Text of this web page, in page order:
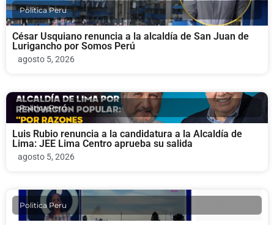
Politica Peru
César Usquiano renuncia a la alcaldía de San Juan de
Lurigancho por Somos Perú
agosto 5, 2026
Politica Peru
Luis Rubio renuncia a la candidatura a la Alcaldía de
Lima: JEE Lima Centro aprueba su salida
agosto 5, 2026
Politica Peru